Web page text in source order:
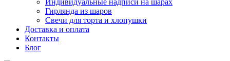
Индивидуальные надписи на шарах
Гирлянда из шаров
Свечи для торта и хлопушки
Доставка и оплата
Контакты
Блог